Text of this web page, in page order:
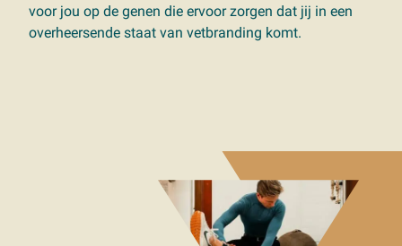
voor jou op de genen die ervoor zorgen dat jij in een
overheersende staat van vetbranding komt.